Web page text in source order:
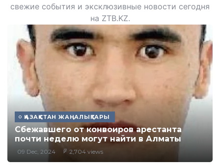
свежие события и эксклюзивные новости сегодня
на ZTB.KZ.
ҚАЗАҚСТАН ЖАҢАЛЫҚТАРЫ
Сбежавшего от конвоиров арестанта
почти неделю могут найти в Алматы
09 Dec, 2024 2,704 views